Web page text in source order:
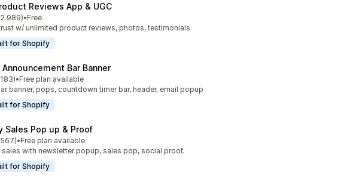
Reviews App & UGC
989) yhteensä
•Free
w/ unlimited product reviews, photos, testimonials
for Shopify
Announcement Bar Banner
yhteensä
•Free plan available
banner, pops, countdown timer bar, header, email popup
for Shopify
Sales Pop up & Proof
yhteensä
•Free plan available
with newsletter popup, sales pop, social proof.
for Shopify